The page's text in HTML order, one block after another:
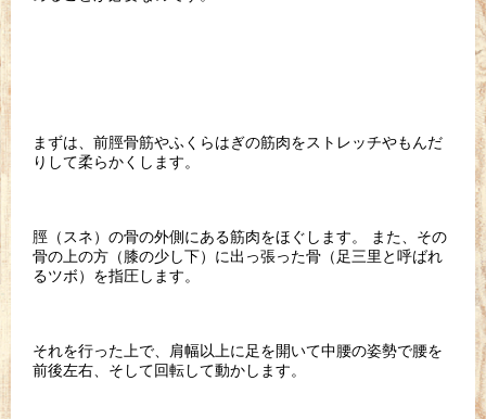
まずは、前脛骨筋やふくらはぎの筋肉をストレッチやもんだ
りして柔らかくします。
脛（スネ）の骨の外側にある筋肉をほぐします。 また、その
骨の上の方（膝の少し下）に出っ張った骨（足三里と呼ばれ
るツボ）を指圧します。
それを行った上で、肩幅以上に足を開いて中腰の姿勢で腰を
前後左右、そして回転して動かします。